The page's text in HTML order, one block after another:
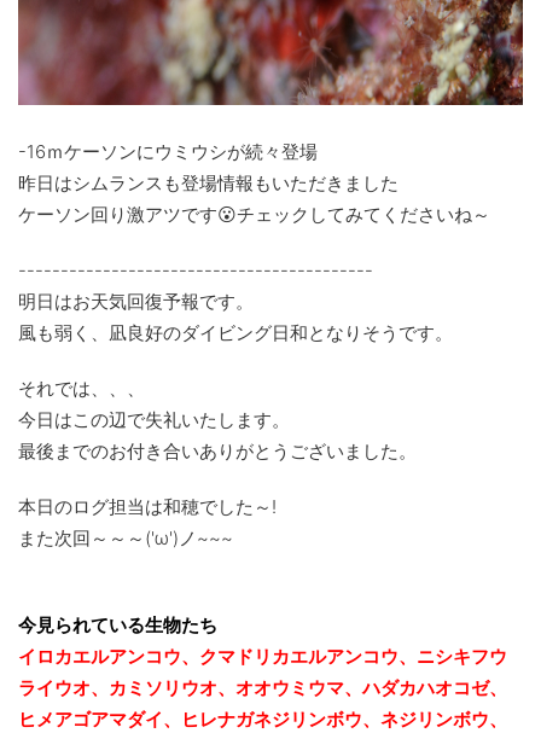
-16ｍケーソンにウミウシが続々登場
昨日はシムランスも登場情報もいただきました
ケーソン回り激アツです😮チェックしてみてくださいね～
------------------------------------------
明日はお天気回復予報です。
風も弱く、凪良好のダイビング日和となりそうです。
それでは、、、
今日はこの辺で失礼いたします。
最後までのお付き合いありがとうございました。
本日のログ担当は和穂でした～!
また次回～～～('ω')ノ~~~
今見られている生物たち
イロカエルアンコウ、クマドリカエルアンコウ、ニシキフウ
ライウオ、カミソリウオ、オオウミウマ、ハダカハオコゼ、
ヒメアゴアマダイ、ヒレナガネジリンボウ、ネジリンボウ、